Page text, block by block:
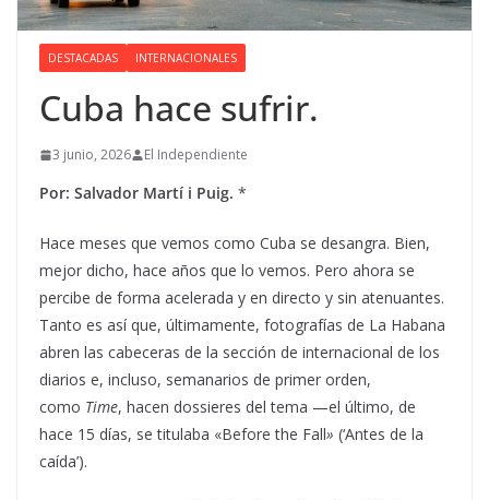
DESTACADAS INTERNACIONALES
Cuba hace sufrir.
3 junio, 2026 El Independiente
Por: Salvador Martí i Puig. *
Hace meses que vemos como Cuba se desangra. Bien,
mejor dicho, hace años que lo vemos. Pero ahora se
percibe de forma acelerada y en directo y sin atenuantes.
Tanto es así que, últimamente, fotografías de La Habana
abren las cabeceras de la sección de internacional de los
diarios e, incluso, semanarios de primer orden,
como Time, hacen dossieres del tema —el último, de
hace 15 días, se titulaba «Before the Fall» (‘Antes de la
caída’).